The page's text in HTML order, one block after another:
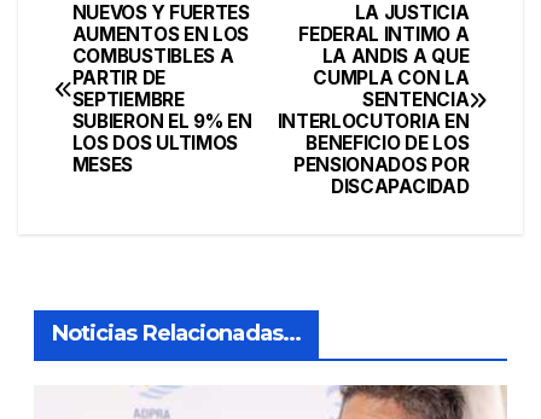
Navegación
de
entradas
LA JUSTICIA
FEDERAL INTIMO A
LA ANDIS A QUE
CUMPLA CON LA
SENTENCIA
INTERLOCUTORIA EN
BENEFICIO DE LOS
PENSIONADOS POR
DISCAPACIDAD
NUEVOS Y FUERTES
AUMENTOS EN LOS
COMBUSTIBLES A
PARTIR DE
SEPTIEMBRE
SUBIERON EL 9% EN
LOS DOS ULTIMOS
MESES
Noticias Relacionadas...